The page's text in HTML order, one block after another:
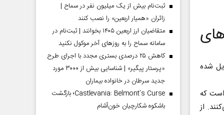
شده
است که
از
ثبت‌نام بیش از یک میلیون نفر در سماح |
زائران «همیار اربعین» را نصب کنند
متقاضیان ارز اربعین ۱۴۰۵ بخوانند | ثبت‌نام در
سامانه سماح را به روز‌های آخر موکول نکنید
کاهش ۲۵ درصدی بستری مجدد با اجرای طرح
«پرستار پیگیر» | شناسایی بیش از ۳۰۰۰ مورد
جدید سرطان در خانواده بیماران
Castlevania: Belmont’s Curse؛ بازگشت
باشکوه شکارچیان خون‌آشام